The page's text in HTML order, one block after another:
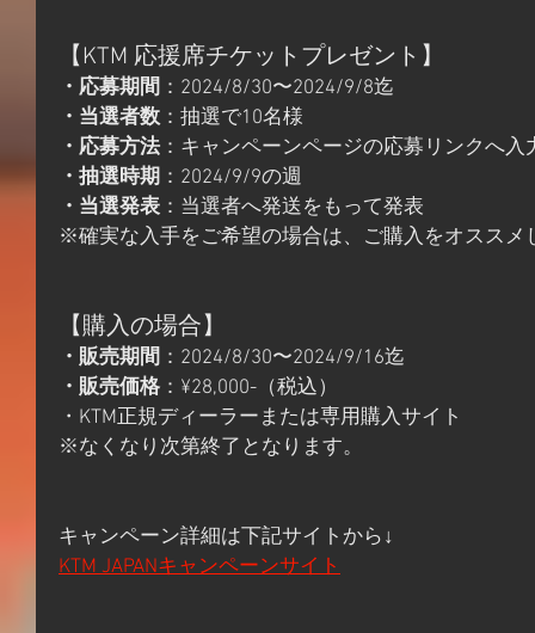
【KTM 応援席チケットプレゼント】
・応募期間 ：2024/8/30〜2024/9/8迄
・当選者数：抽選で10名様
・応募方法 ：キャンペーンページの応募リンクへ入
・抽選時期 ：2024/9/9の週
・当選発表 ：当選者へ発送をもって発表
※確実な入手をご希望の場合は、ご購入をオススメ
【購入の場合】
・販売期間 ：2024/8/30〜2024/9/16迄
・販売価格 ：¥28,000-（税込）
・KTM正規ディーラーまたは専用購入サイト
※なくなり次第終了となります。
キャンペーン詳細は下記サイトから↓
KTM JAPANキャンペーンサイト